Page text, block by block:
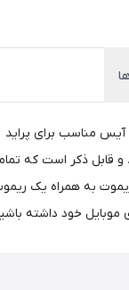
قابل ذکر است که
خود داشته